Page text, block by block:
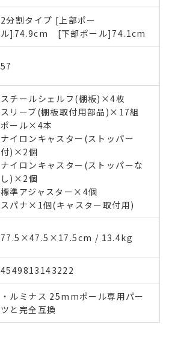
2分割タイプ [上部ポー
ル]74.9cm [下部ポール]74.1cm
57
スチールシェルフ(棚板)×4枚
スリーブ(棚板取付用部品)×17組
ポール×4本
ナイロンキャスター(ストッパー
付)×2個
ナイロンキャスター(ストッパーな
し)×2個
標準アジャスター×4個
スパナ×1個(キャスター取付用)
77.5×47.5×17.5cm / 13.4kg
4549813143222
・ルミナス 25mmポール専用パー
ツと完全互換